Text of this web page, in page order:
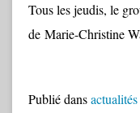
Tous les jeudis, le
de Marie-Christine
Publié dansactualités